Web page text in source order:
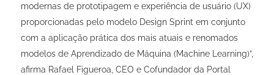
modernas de prototipagem e experiência de usuário (UX)
proporcionadas pelo modelo Design Sprint em conjunto
com a aplicação prática dos mais atuais e renomados
modelos de Aprendizado de Máquina (Machine Learning)”,
afirma Rafael Figueroa, CEO e Cofundador da Portal